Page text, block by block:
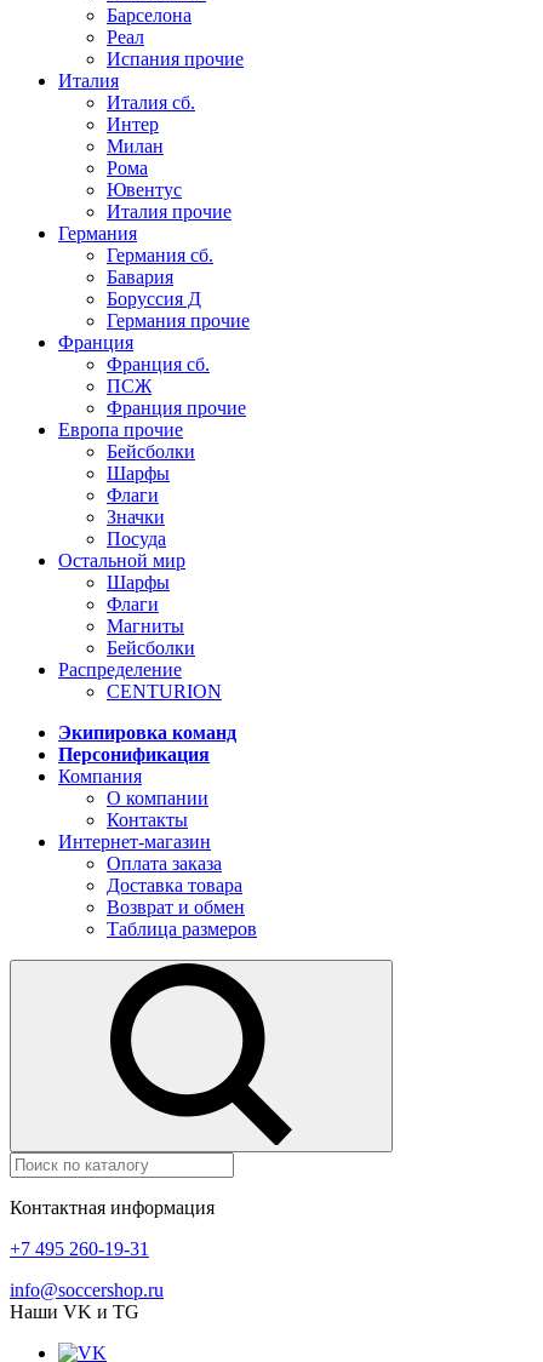
Барселона
Реал
Испания прочие
Италия
Италия сб.
Интер
Милан
Рома
Ювентус
Италия прочие
Германия
Германия сб.
Бавария
Боруссия Д
Германия прочие
Франция
Франция сб.
ПСЖ
Франция прочие
Европа прочие
Бейсболки
Шарфы
Флаги
Значки
Посуда
Остальной мир
Шарфы
Флаги
Магниты
Бейсболки
Распределение
CENTURION
Экипировка команд
Персонификация
Компания
О компании
Контакты
Интернет-магазин
Оплата заказа
Доставка товара
Возврат и обмен
Таблица размеров
Контактная информация
+7 495 260-19-31
info@soccershop.ru
Наши VK и TG